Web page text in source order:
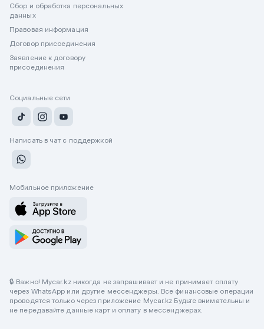
Сбор и обработка персональных
данных
Правовая информация
Договор присоединения
Заявление к договору
присоединения
Социальные сети
Написать в чат с поддержкой
Мобильное приложение
🔒 Важно! Mycar.kz никогда не запрашивает и не принимает оплату
через WhatsApp или другие мессенджеры. Все финансовые операции
проводятся только через приложение Mycar.kz Будьте внимательны и
не передавайте данные карт и оплату в мессенджерах.